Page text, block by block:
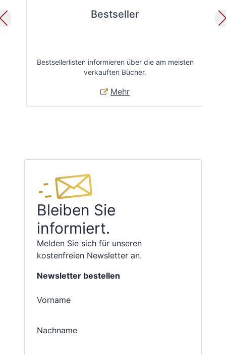
Bestseller
Bestsellerlisten informieren über die am meisten
verkauften Bücher.
Mehr
Bleiben Sie
informiert.
Melden Sie sich für unseren
kostenfreien Newsletter an.